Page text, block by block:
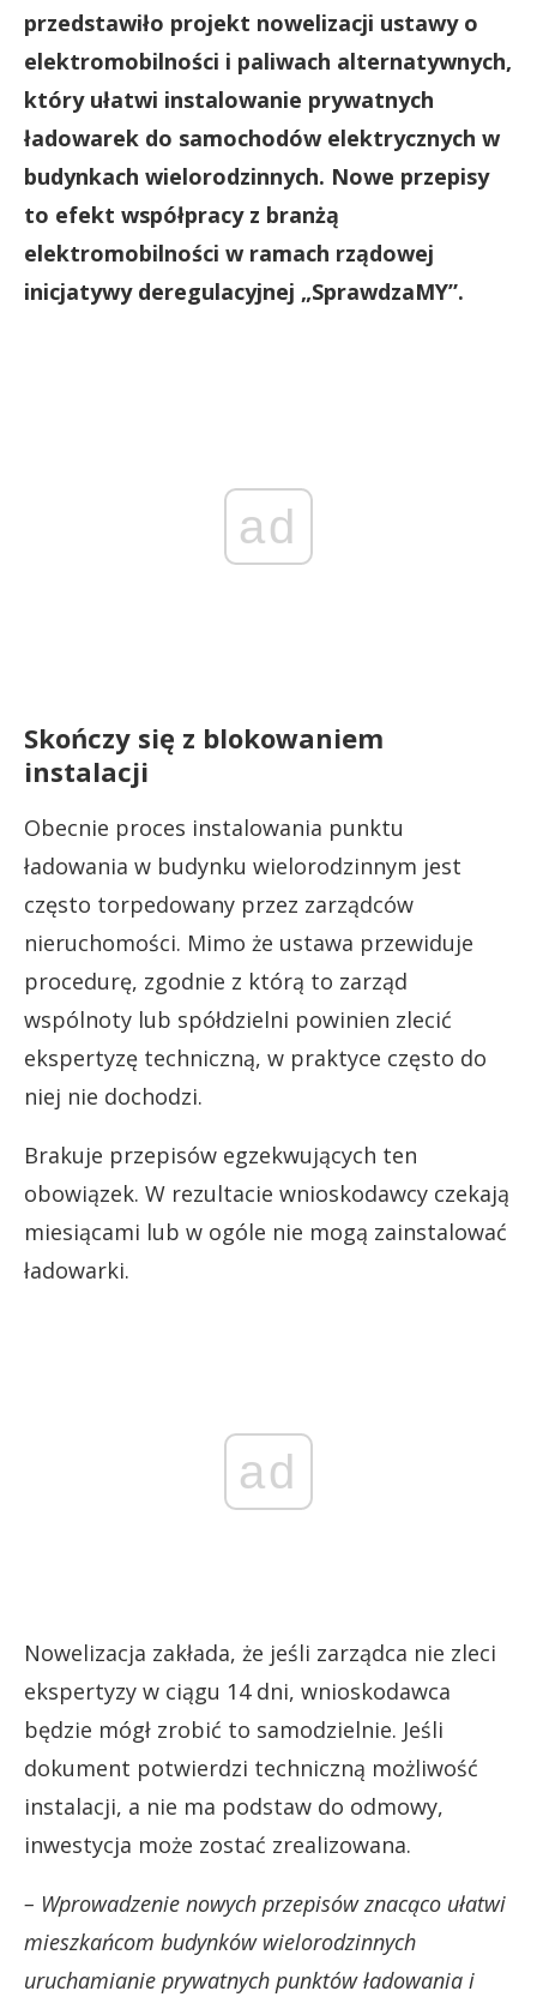
przedstawiło projekt nowelizacji ustawy o
elektromobilności i paliwach alternatywnych,
który ułatwi instalowanie prywatnych
ładowarek do samochodów elektrycznych w
budynkach wielorodzinnych. Nowe przepisy
to efekt współpracy z branżą
elektromobilności w ramach rządowej
inicjatywy deregulacyjnej „SprawdzaMY”.
ad
Skończy się z blokowaniem
instalacji
Obecnie proces instalowania punktu
ładowania w budynku wielorodzinnym jest
często torpedowany przez zarządców
nieruchomości. Mimo że ustawa przewiduje
procedurę, zgodnie z którą to zarząd
wspólnoty lub spółdzielni powinien zlecić
ekspertyzę techniczną, w praktyce często do
niej nie dochodzi.
Brakuje przepisów egzekwujących ten
obowiązek. W rezultacie wnioskodawcy czekają
miesiącami lub w ogóle nie mogą zainstalować
ładowarki.
ad
Nowelizacja zakłada, że jeśli zarządca nie zleci
ekspertyzy w ciągu 14 dni, wnioskodawca
będzie mógł zrobić to samodzielnie. Jeśli
dokument potwierdzi techniczną możliwość
instalacji, a nie ma podstaw do odmowy,
inwestycja może zostać zrealizowana.
– Wprowadzenie nowych przepisów znacąco ułatwi
mieszkańcom budynków wielorodzinnych
uruchamianie prywatnych punktów ładowania i